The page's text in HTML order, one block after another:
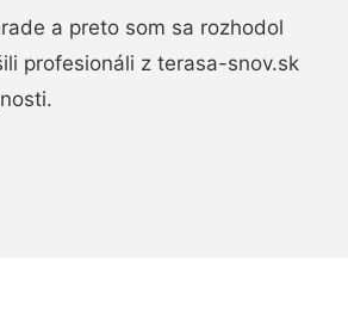
a preto som sa rozhodol
profesionáli z terasa-snov.sk